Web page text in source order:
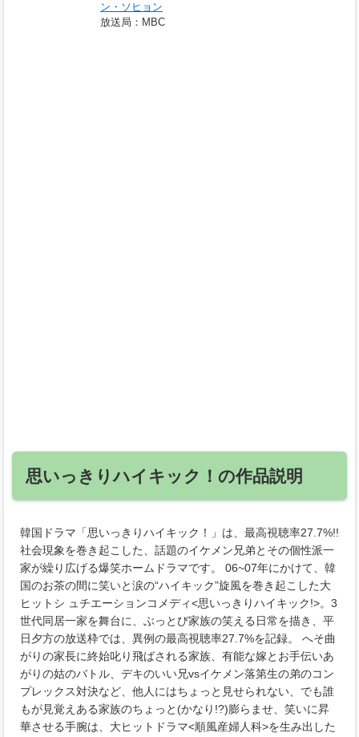
ン・ソヒョン
放送局 ：MBC
思いっきりハイキック！の作品説明
韓国ドラマ「思いっきりハイキック！」は、最高視聴率27.7%!!
社会現象を巻き起こした、話題のイケメン兄弟とその個性派一
家が繰り広げる爆笑ホームドラマです。 06~07年にかけて、韓
国のお茶の間に笑いと涙の“ハイキック”旋風を巻き起こした大
ヒットシ ュチエーションコメディ<思いっきりハイキック!>。3
世代同居一家を舞台に、ぶっとび家族の笑える日常を描き、平
日夕方の放送枠では、異例の最高視聴率27.7%を記録。 へそ曲
がりの家長に終始叱り飛ばされる家族、有能な嫁とお手伝いあ
がりの姑のバトル、デキのいい兄vsイケメン落第生の弟のコン
プレックス対決など、他人にはちょっと見せられない、でも誰
もが見覚えある家族のちょっと(かなり!?)膨らませ、笑いに昇
華させる手腕は、大ヒットドラマ<順風産婦人科>を生み出した